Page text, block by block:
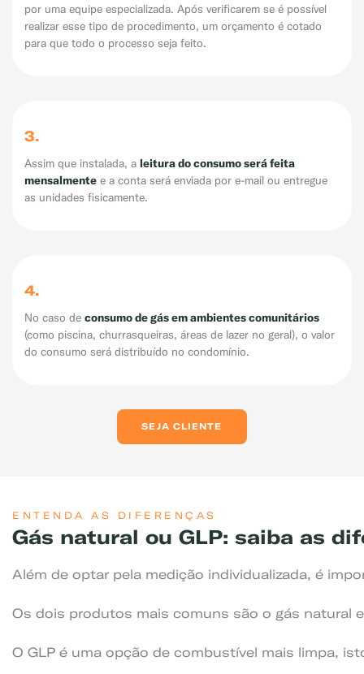
Exemplo: GLP, Liquigás, Copagaz, Gás para Comércio
por uma equipe especializada. Após verificarem se é possível
realizar esse tipo de procedimento, um orçamento é cotado
para que todo o processo seja feito.
3.
Assim que instalada, a leitura do consumo será feita
mensalmente e a conta será enviada por e-mail ou entregue
as unidades fisicamente.
4.
No caso de consumo de gás em ambientes comunitários
(como piscina, churrasqueiras, áreas de lazer no geral), o valor
do consumo será distribuído no condomínio.
SEJA CLIENTE
ENTENDA AS DIFERENÇAS
Gás natural ou GLP: saiba as
Além de optar pela medição individualizada, é
Os dois produtos mais comuns são o gás natural
O GLP é uma opção de combustível mais limpa,